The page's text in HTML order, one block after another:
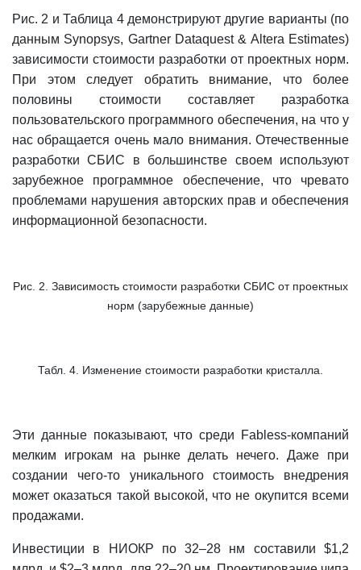
Рис. 2 и Таблица 4 демонстрируют другие варианты (по
данным Synopsys, Gartner Dataquest & Altera Estimates)
зависимости стоимости разработки от проектных норм.
При этом следует обратить внимание, что более
половины стоимости составляет разработка
пользовательского программного обеспечения, на что у
нас обращается очень мало внимания. Отечественные
разработки СБИС в большинстве своем используют
зарубежное программное обеспечение, что чревато
проблемами нарушения авторских прав и обеспечения
информационной безопасности.
Рис. 2. Зависимость стоимости разработки СБИС от проектных
норм (зарубежные данные)
Табл. 4. Изменение стоимости разработки кристалла.
Эти данные показывают, что среди Fabless-компаний
мелким игрокам на рынке делать нечего. Даже при
создании чего-то уникального стоимость внедрения
может оказаться такой высокой, что не окупится всеми
продажами.
Инвестиции в НИОКР по 32–28 нм составили $1,2